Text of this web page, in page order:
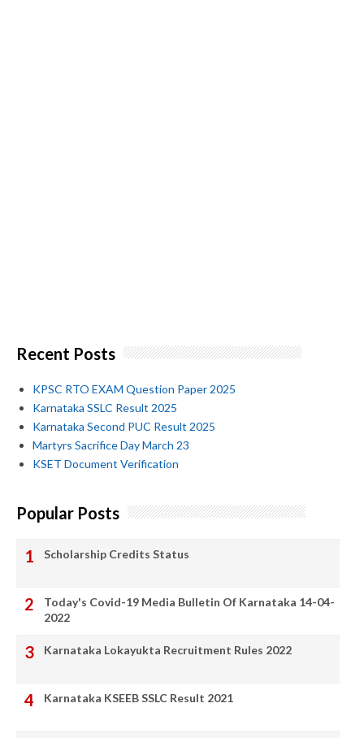
Recent Posts
KPSC RTO EXAM Question Paper 2025
Karnataka SSLC Result 2025
Karnataka Second PUC Result 2025
Martyrs Sacrifice Day March 23
KSET Document Verification
Popular Posts
Scholarship Credits Status
Today's Covid-19 Media Bulletin Of Karnataka 14-04-
2022
Karnataka Lokayukta Recruitment Rules 2022
Karnataka KSEEB SSLC Result 2021